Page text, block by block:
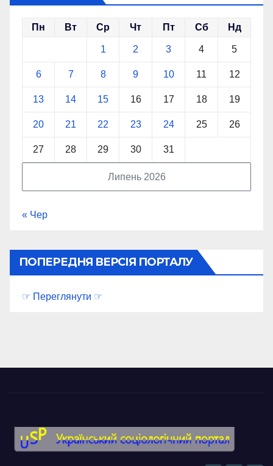
Липень 2026
Пн Вт Ср Чт Пт Сб Нд
1 2 3 4 5
6 7 8 9 10 11 12
13 14 15 16 17 18 19
20 21 22 23 24 25 26
27 28 29 30 31
« Чер
ПОПЕРЕДНЯ ВЕРСІЯ ПОРТАЛУ
☞ Переглянути ☞